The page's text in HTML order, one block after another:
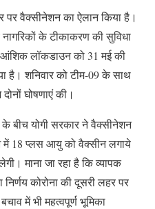
पर वैक्सीनेशन का ऐलान किया है।
के टीकाकरण की सुविधा
आंशिक लॉकडाउन को 31 मई की
है। शनिवार को टीम-09 के साथ
घोषणाएं की।
बीच योगी सरकार ने वैक्सीनेशन
में 18 प्लस आयु को वैक्सीन लगाये
माना जा रहा है कि व्यापक
कोरोना की दूसरी लहर पर
में भी महत्वपूर्ण भूमिका